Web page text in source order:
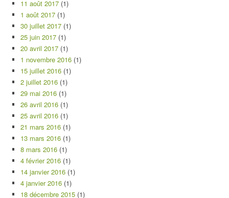
11 août 2017 (1)
1 août 2017 (1)
30 juillet 2017 (1)
25 juin 2017 (1)
20 avril 2017 (1)
1 novembre 2016 (1)
15 juillet 2016 (1)
2 juillet 2016 (1)
29 mai 2016 (1)
26 avril 2016 (1)
25 avril 2016 (1)
21 mars 2016 (1)
13 mars 2016 (1)
8 mars 2016 (1)
4 février 2016 (1)
14 janvier 2016 (1)
4 janvier 2016 (1)
18 décembre 2015 (1)